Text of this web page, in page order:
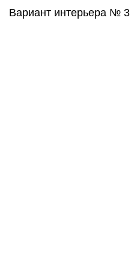
Вариант интерьера № 3